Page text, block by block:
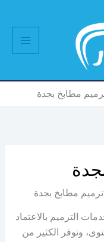
مطابخ بجدة
مطابخ بجدة
الترميم بالاعتماد
وتوفر الكثير من